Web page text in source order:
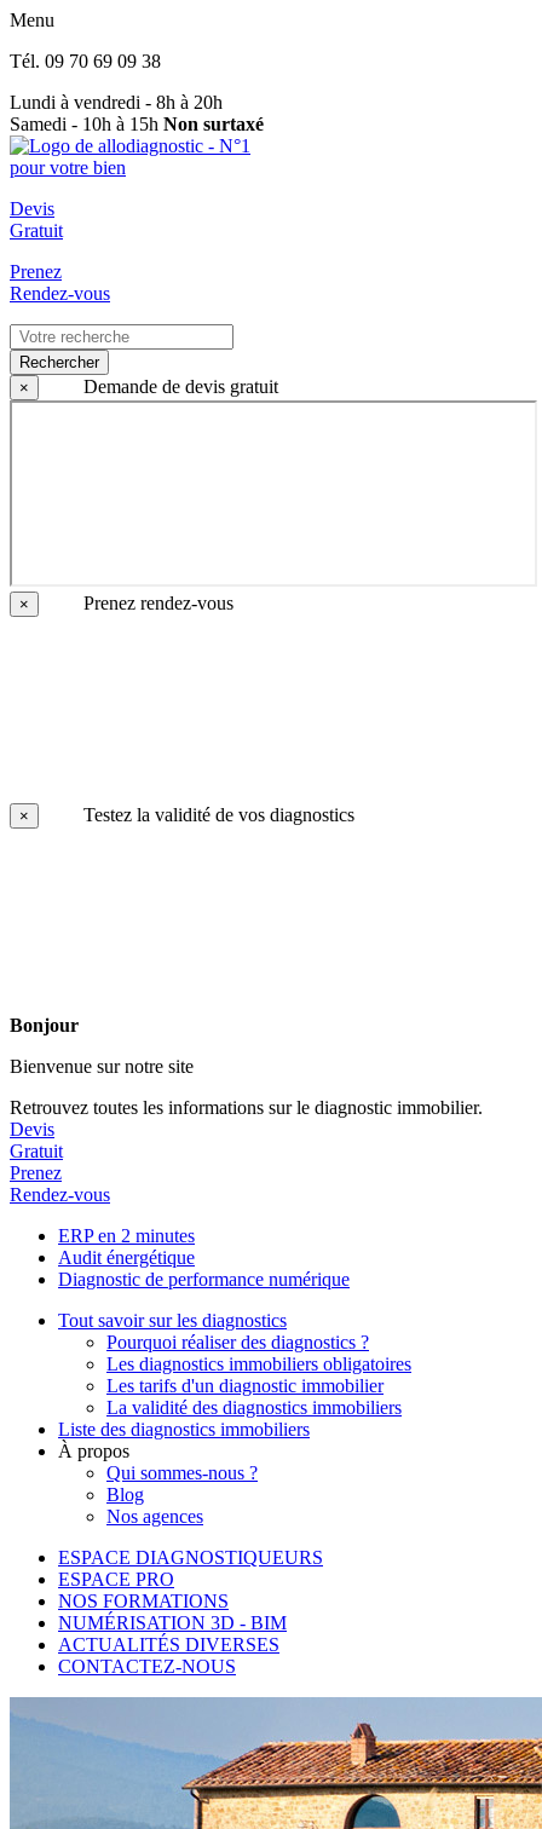
Menu
Tél. 09 70 69 09 38
Lundi à vendredi - 8h à 20h
Samedi - 10h à 15h Non surtaxé
Devis
Gratuit
Prenez
Rendez-vous
Rechercher
×
Demande de devis gratuit
× Prenez rendez-vous
× Testez la validité de vos diagnostics
Bonjour
Bienvenue sur notre site
Retrouvez toutes les informations sur le diagnostic immobilier.
Devis
Gratuit
Prenez
Rendez-vous
ERP en 2 minutes
Audit énergétique
Diagnostic de performance numérique
Tout savoir sur les diagnostics
Pourquoi réaliser des diagnostics ?
Les diagnostics immobiliers obligatoires
Les tarifs d'un diagnostic immobilier
La validité des diagnostics immobiliers
Liste des diagnostics immobiliers
À propos
Qui sommes-nous ?
Blog
Nos agences
ESPACE DIAGNOSTIQUEURS
ESPACE PRO
NOS FORMATIONS
NUMÉRISATION 3D - BIM
ACTUALITÉS DIVERSES
CONTACTEZ-NOUS